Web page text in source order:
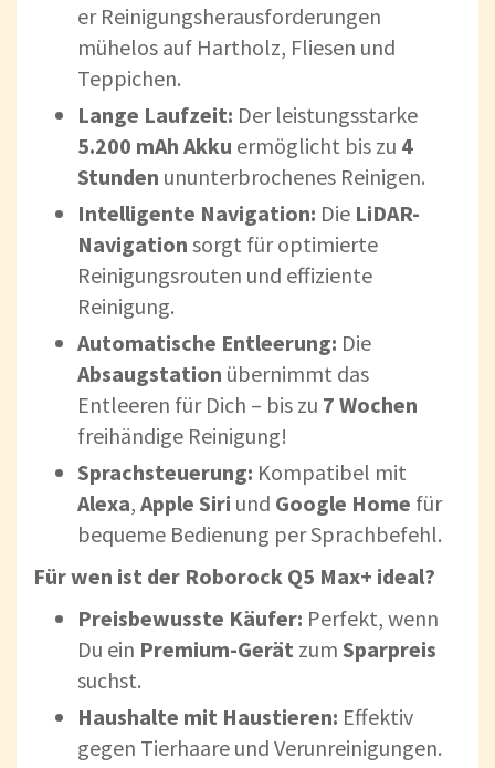
er Reinigungsherausforderungen
mühelos auf Hartholz, Fliesen und
Teppichen.
Lange Laufzeit: Der leistungsstarke
5.200 mAh Akku ermöglicht bis zu 4
Stunden ununterbrochenes Reinigen.
Intelligente Navigation: Die LiDAR-
Navigation sorgt für optimierte
Reinigungsrouten und effiziente
Reinigung.
Automatische Entleerung: Die
Absaugstation übernimmt das
Entleeren für Dich – bis zu 7 Wochen
freihändige Reinigung!
Sprachsteuerung: Kompatibel mit
Alexa, Apple Siri und Google Home für
bequeme Bedienung per Sprachbefehl.
Für wen ist der Roborock Q5 Max+ ideal?
Preisbewusste Käufer: Perfekt, wenn
Du ein Premium-Gerät zum Sparpreis
suchst.
Haushalte mit Haustieren: Effektiv
gegen Tierhaare und Verunreinigungen.